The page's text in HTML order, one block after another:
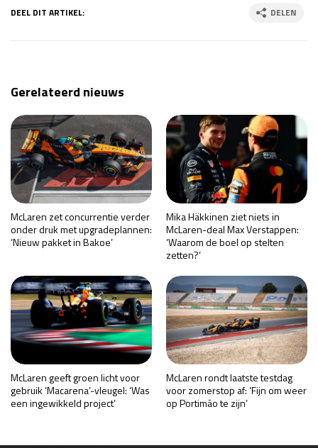
DEEL DIT ARTIKEL: DELEN
Gerelateerd nieuws
McLaren zet concurrentie verder
onder druk met upgradeplannen:
‘Nieuw pakket in Bakoe’
Mika Häkkinen ziet niets in
McLaren-deal Max Verstappen:
‘Waarom de boel op stelten
zetten?’
McLaren geeft groen licht voor
gebruik ‘Macarena’-vleugel: ‘Was
een ingewikkeld project’
McLaren rondt laatste testdag
voor zomerstop af: ‘Fijn om weer
op Portimão te zijn’